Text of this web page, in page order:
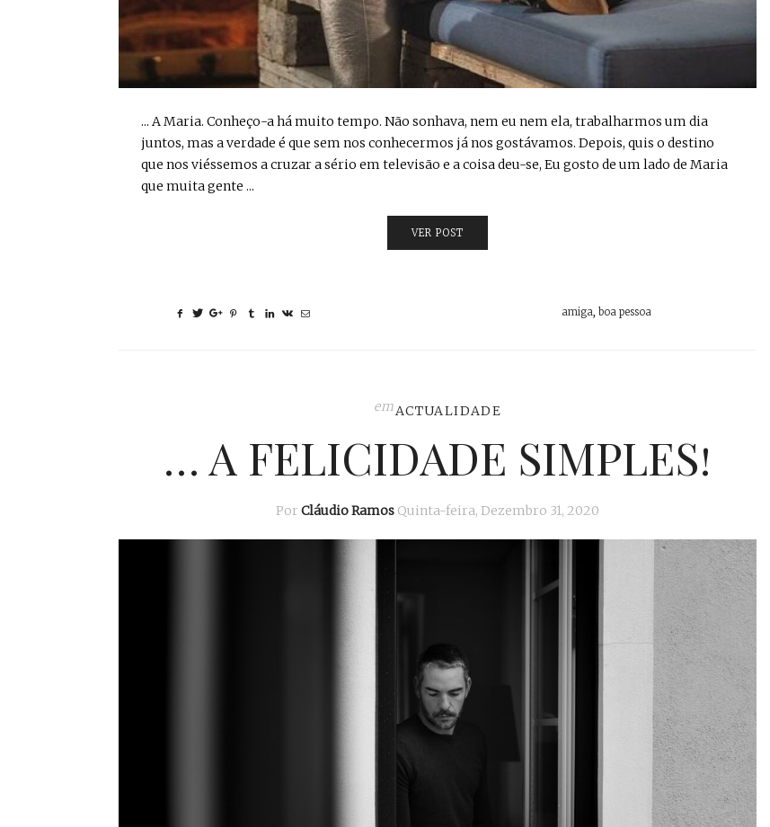
... A Maria. Conheço-a há muito tempo. Não sonhava, nem eu nem ela, trabalharmos um dia
juntos, mas a verdade é que sem nos conhecermos já nos gostávamos. Depois, quis o destino
que nos viéssemos a cruzar a sério em televisão e a coisa deu-se, Eu gosto de um lado de Maria
que muita gente ...
VER POST
amiga ,boa pessoa
emACTUALIDADE
… A FELICIDADE SIMPLES!
Por Cláudio Ramos Quinta-feira, Dezembro 31, 2020